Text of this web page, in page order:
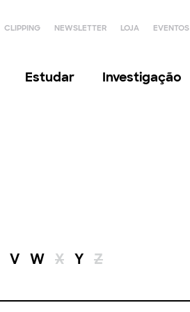
CLIPPING NEWSLETTER LOJA EVENTOS
Estudar Investigação
V W X Y Z